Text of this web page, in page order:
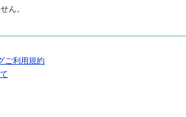
ん。
ご利用規約